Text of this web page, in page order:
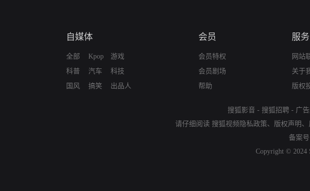
自媒体
全部
科普
国风
Kpop
汽车
搞笑
游戏
科技
出品人
会员
会员特权
会员剧场
帮助
服务
网站
关于
版权
搜狐影音 - 搜狐招聘 - 广
请仔细阅读 搜狐视频隐私政策、 版权声明 、
备案号
Copyright © 2024